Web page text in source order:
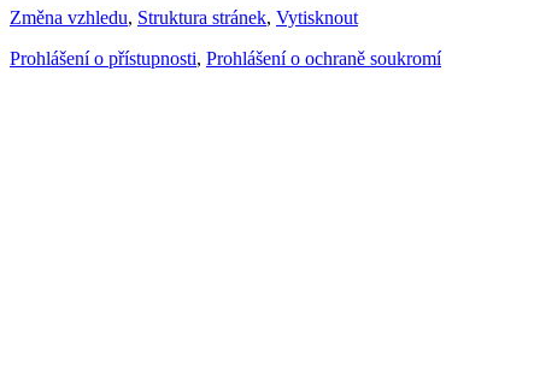
Změna vzhledu, Struktura stránek, Vytisknout
Prohlášení o přístupnosti, Prohlášení o ochraně soukromí